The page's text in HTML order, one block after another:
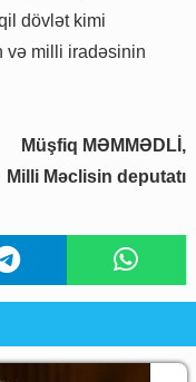
dövlət kimi
və milli iradəsinin
Müşfiq MƏMMƏDLİ,
Milli Məclisin deputatı